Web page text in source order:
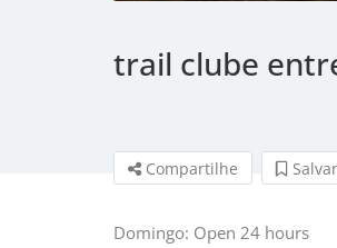
trail clube
Compartilhe Salvar
Domingo: Open 24 hours